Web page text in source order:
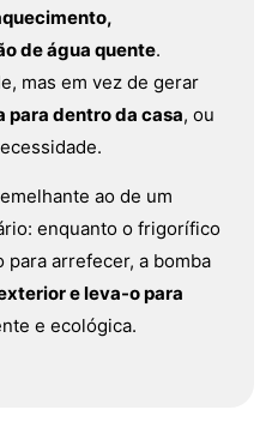
de água quente.
mas em vez de gerar
dentro da casa, ou
ao de um
enquanto o frigorífico
arrefecer, a bomba
e leva-o para
e ecológica.